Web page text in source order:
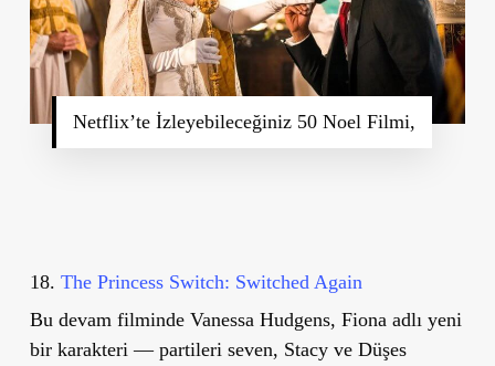
Netflix’te İzleyebileceğiniz 50 Noel Filmi,
18. The Princess Switch: Switched Again
Bu devam filminde Vanessa Hudgens, Fiona adlı yeni
bir karakteri — partileri seven, Stacy ve Düşes